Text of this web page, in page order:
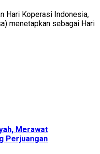
Hari Koperasi Indonesia,
menetapkan sebagai Hari
Merawat
Perjuangan